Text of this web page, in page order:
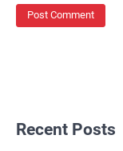
Recent Posts